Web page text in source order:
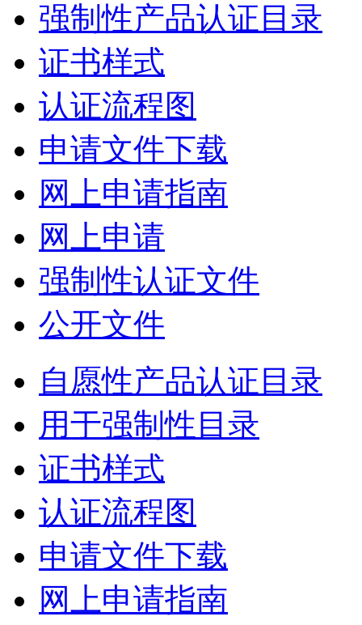
强制性产品认证目录
证书样式
认证流程图
申请文件下载
网上申请指南
网上申请
强制性认证文件
公开文件
自愿性产品认证目录
用于强制性目录
证书样式
认证流程图
申请文件下载
网上申请指南